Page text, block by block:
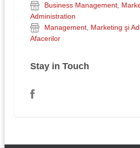
Business Management,
Administration
Management, Marketing şi
Afacerilor
Stay in Touch